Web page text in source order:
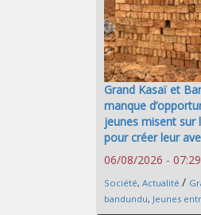
Grand Kasaï et
manque
jeunes misent sur
pour créer leur
06/08/2026 - 07:29
Société, Actualité /
bandundu, Jeunes